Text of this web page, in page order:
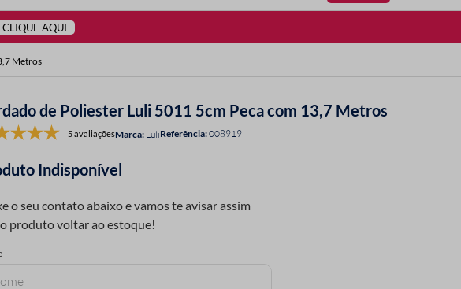
CLIQUE AQUI
Metros
de Poliester Luli 5011 5cm Peca com 13,7 Metros
5 avaliações LuliReferência:008919